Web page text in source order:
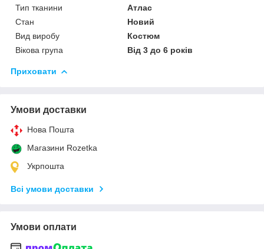
Тип тканини
Атлас
Стан
Новий
Вид виробу
Костюм
Вікова група
Від 3 до 6 років
Приховати
Умови доставки
Нова Пошта
Магазини Rozetka
Укрпошта
Всі умови доставки
Умови оплати